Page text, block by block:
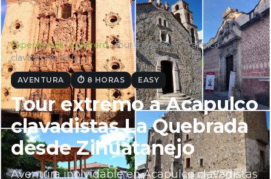
Experiencias · Guerrero · Tour extremo a Acapulco
clavadistas La Q…
AVENTURA ⏱ 8 HORAS EASY
Tour extremo a Acapulco
clavadistas La Quebrada
desde Zihuatanejo
Aventura inolvidable en Acapulco clavadistas